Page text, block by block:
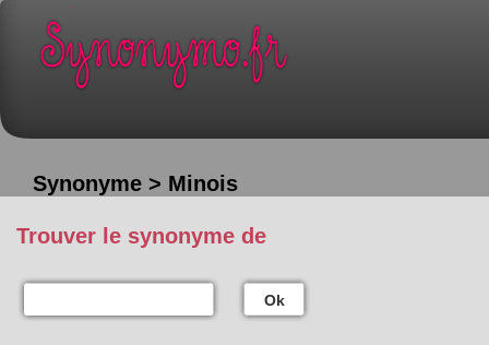
Synonyme > Minois
Trouver le synonyme de
Ok